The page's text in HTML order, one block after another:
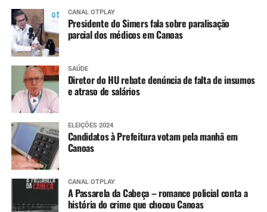
CANAL OTPLAY
Presidente do Simers fala sobre paralisação
parcial dos médicos em Canoas
SAÚDE
Diretor do HU rebate denúncia de falta de insumos
e atraso de salários
ELEIÇÕES 2024
Candidatos à Prefeitura votam pela manhã em
Canoas
CANAL OTPLAY
A Passarela da Cabeça – romance policial conta a
história do crime que chocou Canoas